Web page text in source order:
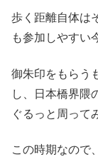
歩く距離自体は
も参加しやすい
御朱印をもらう
し、日本橋界隈
ぐるっと周って
この時期なので